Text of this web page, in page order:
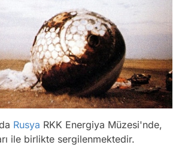
Rusya RKK Energiya Müzesi'nde,
ile birlikte sergilenmektedir.